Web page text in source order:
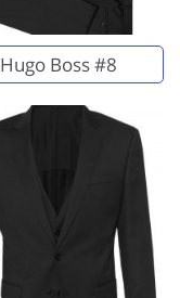
Hugo Boss #8